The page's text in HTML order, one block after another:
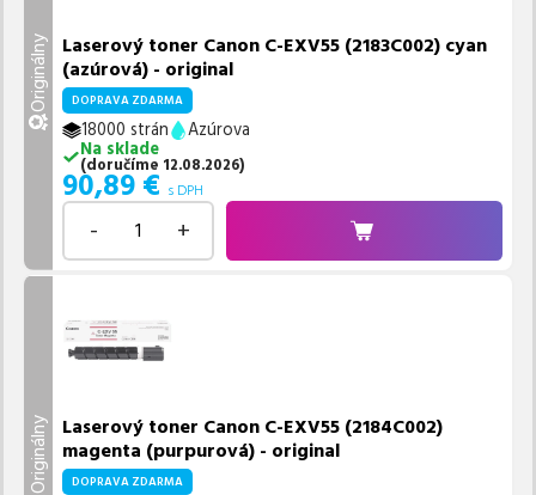
Originálny Laserový toner Canon C-EXV55 (2183C002) cyan
(azúrová) - original
DOPRAVA ZDARMA
18000 strán
Azúrova
Na sklade
(doručíme 12.08.2026)
90,89 € s DPH
- +
Originálny Laserový toner Canon C-EXV55 (2184C002)
magenta (purpurová) - original
DOPRAVA ZDARMA